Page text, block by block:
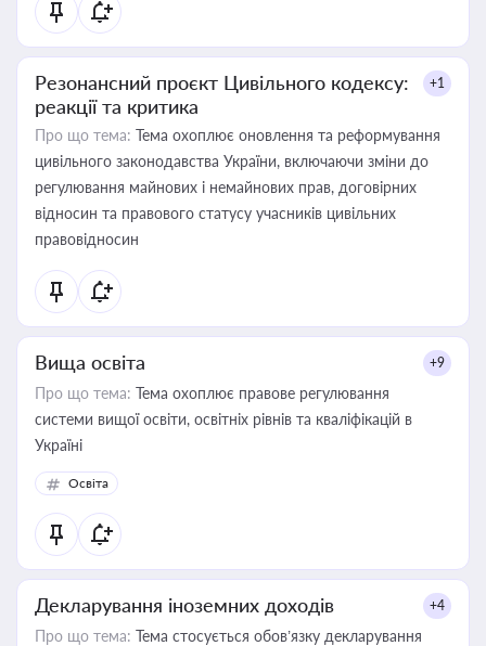
Резонансний проєкт Цивільного кодексу:
реакції та критика
+1
Про що тема: Тема охоплює оновлення та реформування
цивільного законодавства України, включаючи зміни до
регулювання майнових і немайнових прав, договірних
відносин та правового статусу учасників цивільних
правовідносин
Вища освіта +9
Про що тема: Тема охоплює правове регулювання
системи вищої освіти, освітніх рівнів та кваліфікацій в
Україні
Освіта
Декларування іноземних доходів +4
Про що тема: Тема стосується обов’язку декларування